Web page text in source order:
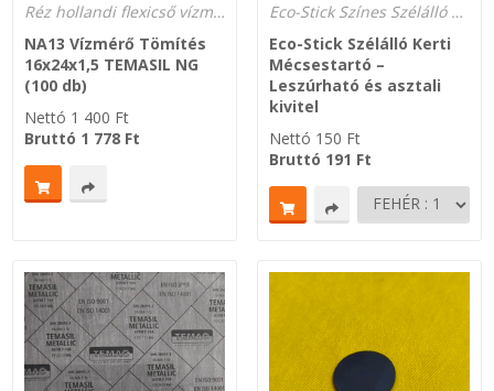
Réz hollandi flexicső vízmérő Temasil NG 250°C
NA13 Vízmérő Tömítés
16x24x1,5 TEMASIL NG
(100 db)
Nettó 1 400 Ft
Bruttó 1 778 Ft
Eco-Stick Színes Szélálló Feliratozható Kerti és Kegyeleti Mécsestartó – Leszúrható és asztali kivitelben
Eco-Stick Szélálló Kerti
Mécsestartó –
Leszúrható és asztali
kivitel
Nettó 150 Ft
Bruttó 191 Ft